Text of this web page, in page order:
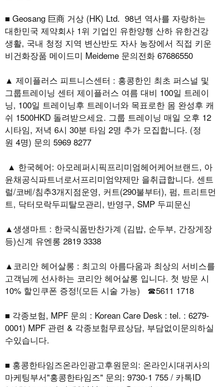
■ Geosang 巨商 거상 (HK) Ltd. 98년 역사를 자랑하는
대한민국 제약회사 1위 기업인 유한양행 산하 유한건강
생활, 국내 청정 지역 변산반도 자사 농장에서 직접 키운
비건화장품 메이드미 Meideme 문의전화 67686550
▲ 제이플러스 피트니스센터 : 홍콩한인 최초 퍼스널 및
그룹트레이닝 센터 제이플러스 여름 대비 100일 트레이
닝, 100일 트레이닝후 트레이너와 목표로한 몸 완성후 캐
쉬 1500HKD 돌려받으세요. 그룹 트레이닝 매일 오후 12
시타임, 저녁 6시 30분 타임 2명 추가 모집합니다. (정
원 4명) 문의 5969 8277
▲ 한국헤어: 아모레퍼시픽프리미엄헤어케어브랜드, 아
윤채공식파트너로서프리미엄약제만 을취급합니다. 센트
럴/코베/침추3개지점운영, 커트(290불부터), 펌, 트리트먼
트, 닥터모락두피탈모관리, 반영구, SMP 두피문신
▲생생마트 : 한국식품반찬가계 (김밥, 순두부, 간장게장
등)신계 유엔롱 2819 3338
▲코리안 헤어살롱 : 최고의 아름다움과 최상의 서비스를
고객님께 선사하는 코리안 헤어살롱 입니다. 첫 방문 시
10% 할인쿠폰 증정!(모든 시술 가능) ☎5611 1718
■ 각종보험, MPF 문의 : Korean Care Desk : tel. : 6279-
0001) MPF 관련 & 각종보험무료상담, 부담없이문의하실
수있습니다.
■ 홍콩한타임즈온라인광고후원문의: 온라인시대귀사의
마케팅부서"홍콩한타임즈" 문의: 9730-1 755 / 카톡ID